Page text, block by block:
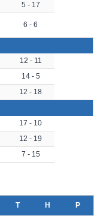
5 - 17
6 - 6
12 - 11
14 - 5
12 - 18
17 - 10
12 - 19
7 - 15
T H P